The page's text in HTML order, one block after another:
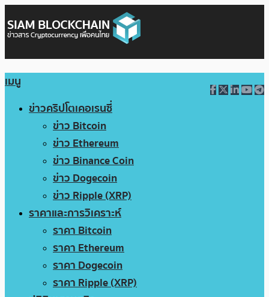
เมนู
ข่าวคริปโตเคอเรนซี่
ข่าว Bitcoin
ข่าว Ethereum
ข่าว Binance Coin
ข่าว Dogecoin
ข่าว Ripple (XRP)
ราคาและการวิเคราะห์
ราคา Bitcoin
ราคา Ethereum
ราคา Dogecoin
ราคา Ripple (XRP)